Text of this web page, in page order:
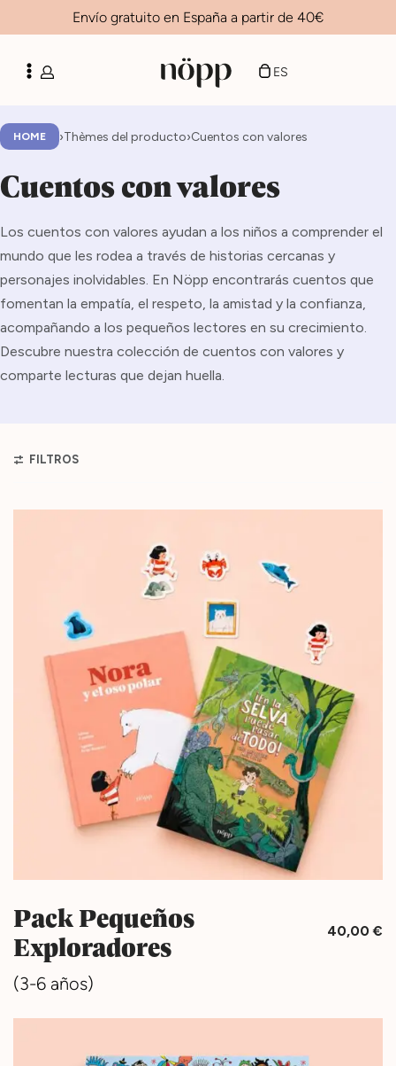
Envío gratuito en España a partir de 40€
ES
EN
HOME ›Thèmes del producto›Cuentos con valores
Cuentos con valores
Los cuentos con valores ayudan a los niños a comprender el
mundo que les rodea a través de historias cercanas y
personajes inolvidables. En Nöpp encontrarás cuentos que
fomentan la empatía, el respeto, la amistad y la confianza,
acompañando a los pequeños lectores en su crecimiento.
Descubre nuestra colección de cuentos con valores y
comparte lecturas que dejan huella.
FILTROS
Pack Pequeños
Exploradores
40,00€
(3-6 años)